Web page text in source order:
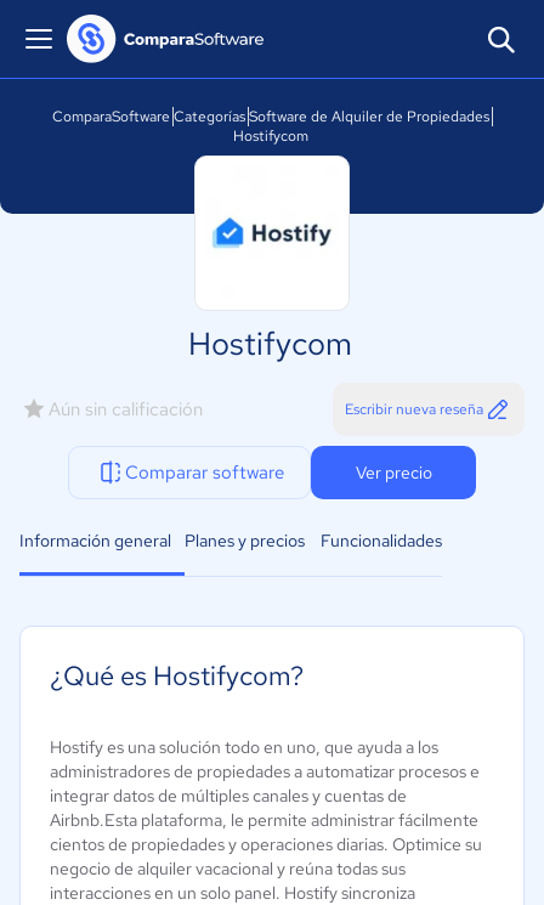
ComparaSoftware Categorías Software de Alquiler de Propiedades
Hostifycom
Hostifycom
Aún sin calificación Escribir nueva reseña
Comparar software Ver precio
Información general Planes y precios Funcionalidades
¿Qué es Hostifycom?
Hostify es una solución todo en uno, que ayuda a los
administradores de propiedades a automatizar procesos e
integrar datos de múltiples canales y cuentas de
Airbnb.Esta plataforma, le permite administrar fácilmente
cientos de propiedades y operaciones diarias. Optimice su
negocio de alquiler vacacional y reúna todas sus
interacciones en un solo panel. Hostify sincroniza